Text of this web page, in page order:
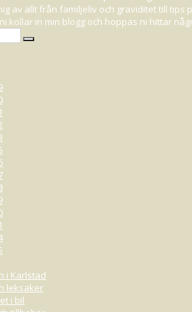
av allt från familjeliv och graviditet till tips
kollar in min blogg och hoppas ni hittar
i Karlstad
leksaker
i bil
förskolan kan man säga.. Delvis för att
kort till
exemepvis Sanna och Leon - till 5-åringen
gick jag och Selma förbi Hanna
på hur det går till när småttingarna
Hon sover nämligen fortfarande.